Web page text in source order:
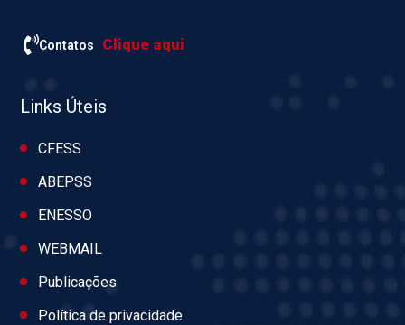
Contatos Clique aqui
Links Úteis
CFESS
ABEPSS
ENESSO
WEBMAIL
Publicações
Política de privacidade